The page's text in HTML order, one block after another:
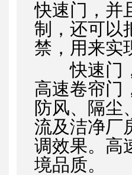
快速门，并
制，还可以
禁，用来实
快速门，
高速卷帘门
防风、隔尘
流及洁净厂
调效果。高
境品质。